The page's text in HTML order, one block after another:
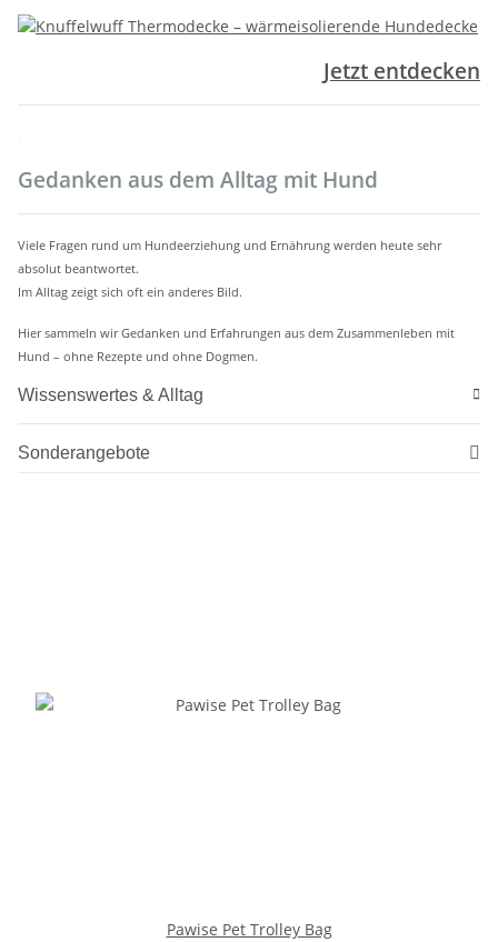
Jetzt entdecken
Gedanken aus dem Alltag mit Hund
Viele Fragen rund um Hundeerziehung und Ernährung werden heute sehr
absolut beantwortet.
Im Alltag zeigt sich oft ein anderes Bild.
Hier sammeln wir Gedanken und Erfahrungen aus dem Zusammenleben mit
Hund – ohne Rezepte und ohne Dogmen.
Wissenswertes & Alltag
Sonderangebote
Pawise Pet Trolley Bag